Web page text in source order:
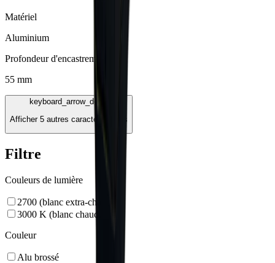
Matériel
Aluminium
Profondeur d'encastrement
55 mm
keyboard_arrow_down
Afficher 5 autres caractéristiques
Filtre
Couleurs de lumière
2700 (blanc extra-chaud)
3000 K (blanc chaude)
Couleur
Alu brossé